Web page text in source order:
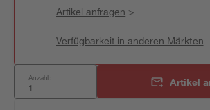
Artikel anfragen >
Verfügbarkeit in anderen Märkten
Anzahl: Artikel